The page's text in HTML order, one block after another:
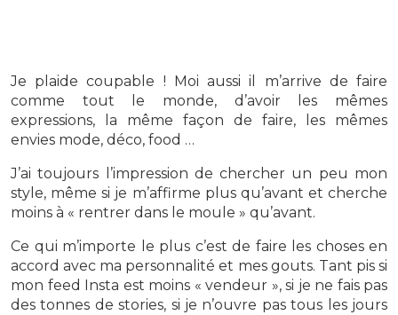
Je plaide coupable ! Moi aussi il m’arrive de faire
comme tout le monde, d’avoir les mêmes
expressions, la même façon de faire, les mêmes
envies mode, déco, food …
J’ai toujours l’impression de chercher un peu mon
style, même si je m’affirme plus qu’avant et cherche
moins à « rentrer dans le moule » qu’avant.
Ce qui m’importe le plus c’est de faire les choses en
accord avec ma personnalité et mes gouts. Tant pis si
mon feed Insta est moins « vendeur », si je ne fais pas
des tonnes de stories, si je n’ouvre pas tous les jours